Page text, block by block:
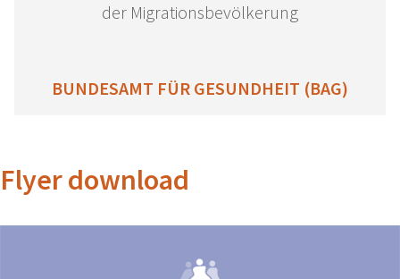
der Migrationsbevölkerung
BUNDESAMT FÜR GESUNDHEIT (BAG)
Flyer download